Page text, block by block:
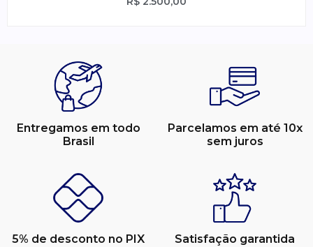
Entregamos em todo
Brasil
Parcelamos em até 10x
sem juros
5% de desconto no PIX Satisfação garantida